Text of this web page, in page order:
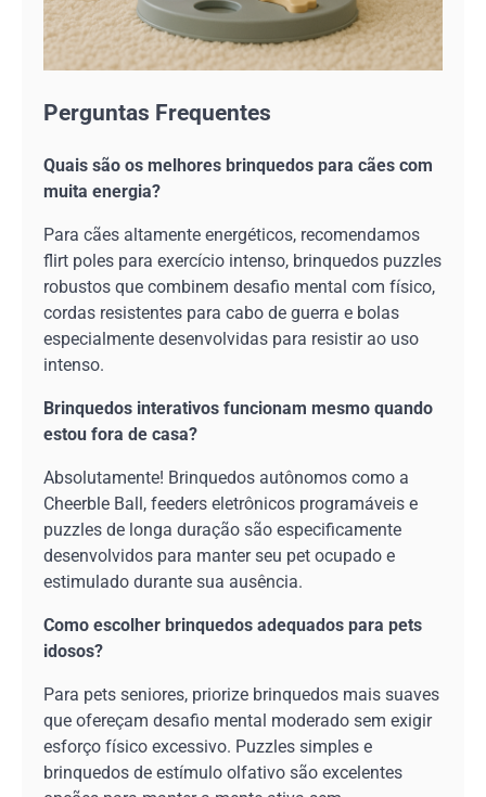
Perguntas Frequentes
Quais são os melhores brinquedos para cães com
muita energia?
Para cães altamente energéticos, recomendamos
flirt poles para exercício intenso, brinquedos puzzles
robustos que combinem desafio mental com físico,
cordas resistentes para cabo de guerra e bolas
especialmente desenvolvidas para resistir ao uso
intenso.
Brinquedos interativos funcionam mesmo quando
estou fora de casa?
Absolutamente! Brinquedos autônomos como a
Cheerble Ball, feeders eletrônicos programáveis e
puzzles de longa duração são especificamente
desenvolvidos para manter seu pet ocupado e
estimulado durante sua ausência.
Como escolher brinquedos adequados para pets
idosos?
Para pets seniores, priorize brinquedos mais suaves
que ofereçam desafio mental moderado sem exigir
esforço físico excessivo. Puzzles simples e
brinquedos de estímulo olfativo são excelentes